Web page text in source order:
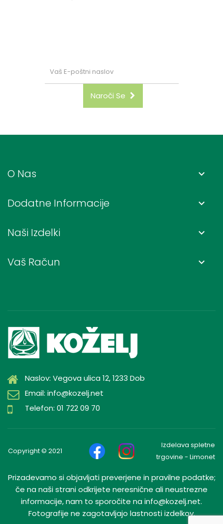
Naroči Se
O Nas keyboard_arrow_down
Dodatne Informacije keyboard_arrow_down
Naši Izdelki keyboard_arrow_down
Vaš Račun keyboard_arrow_down
Naslov: Vegova ulica 12, 1233 Dob
Email: info@kozelj.net
Telefon: 01 722 09 70
Copyright © 2021
Izdelava spletne
trgovine - Limonet
Prizadevamo si objavljati preverjene in pravilne podatke;
če na naši strani odkrijete neresnične ali neustrezne
informacije, nam to sporočite na info@kozelj.net.
Fotografije ne zagotavljajo lastnosti izdelkov.